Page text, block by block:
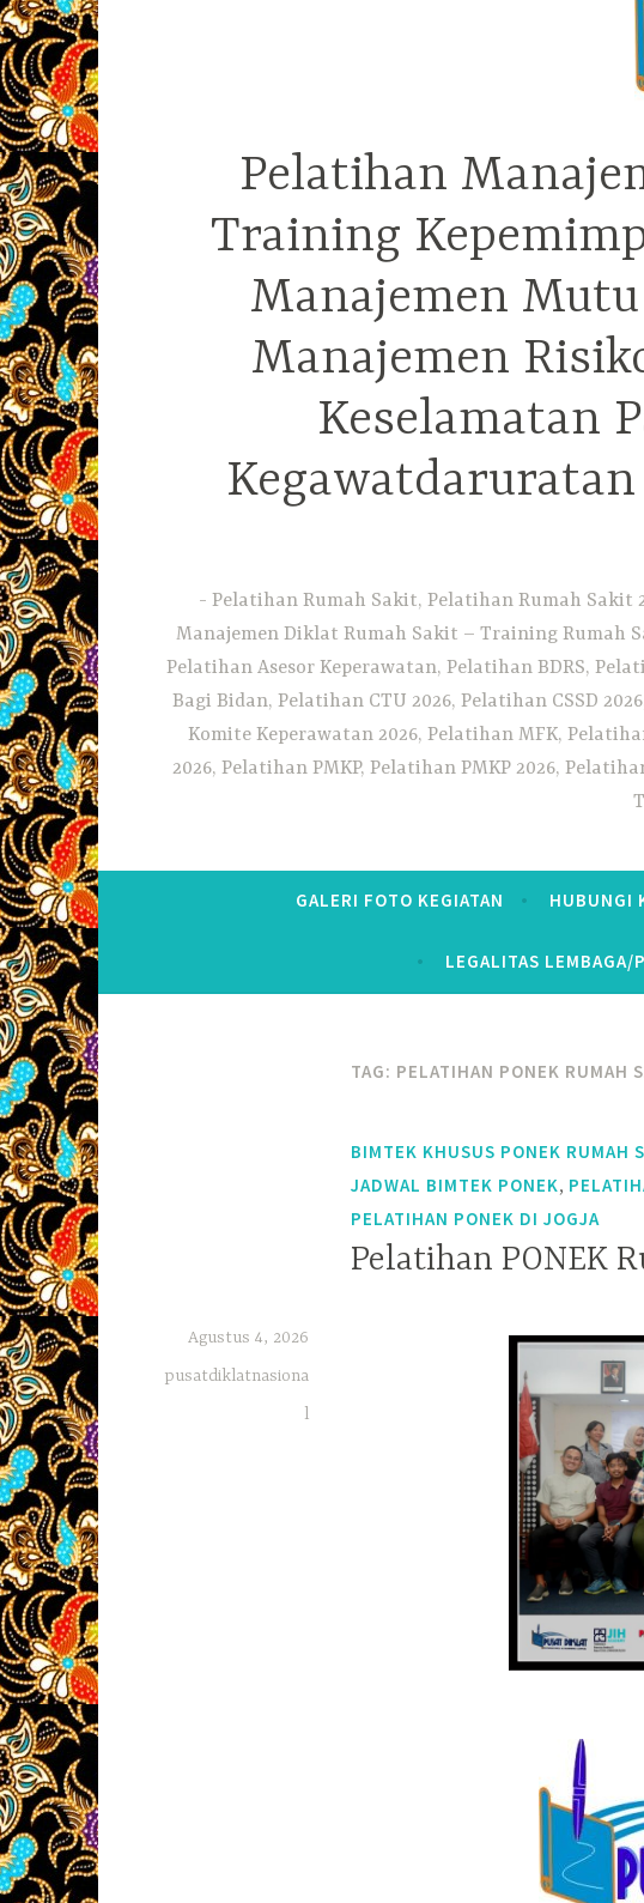
Pelatihan
Training
Manajemen
Manajemen
Keselamatan
Pelatihan Rumah Sakit, Pelatihan Rumah Sakit
Manajemen Diklat Rumah Sakit – Training Rumah
Pelatihan Asesor Keperawatan, Pelatihan BDRS,
Bagi Bidan, Pelatihan CTU 2026, Pelatihan CSSD
Komite Keperawatan 2026, Pelatihan MFK,
2026, Pelatihan PMKP, Pelatihan PMKP 2026,
GALERI FOTO KEGIATAN HUBUNGI
LEGALITAS LEMBAGA/
TAG: PELATIHAN PONEK RUMAH
BIMTEK KHUSUS PONEK RUMAH
JADWAL BIMTEK PONEK,
PELATIHAN PONEK DI JOGJA
Pelatihan PONEK
Agustus 4, 2026
pusatdiklatnasiona
l